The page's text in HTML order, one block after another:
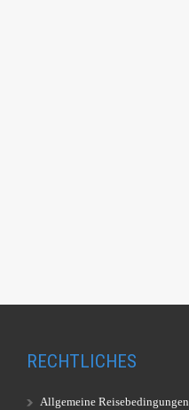
RECHTLICHES
Allgemeine Reisebedingungen